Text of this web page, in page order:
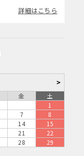
詳細はこちら
>
金
土
1
7
8
14
15
21
22
28
29